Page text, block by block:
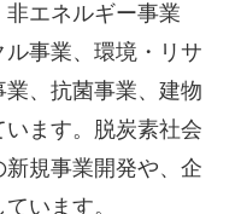
エネルギー事業
ル事業、環境・リサ
、抗菌事業、建物
ます。脱炭素社会
規事業開発や、企
います。